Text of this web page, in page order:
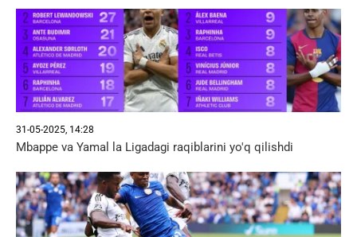
31-05-2025, 14:28
Mbappe va Yamal la Ligadagi raqiblarini yo'q qilishdi